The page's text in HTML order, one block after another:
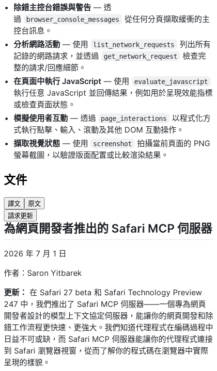
除錯主控台錯誤與警告 — 透
過
browser_console_messages
從任何分頁擷取緩衝的主
控台訊息。
分析網路活動 — 使用 list_network_requests
列出所有
記錄的網路請求，並透過
get_network_request
檢查完
整的請求/回應細節。
在頁面中執行 JavaScript — 使用 evaluate_javascript
執行任意 JavaScript 並回傳結果，例如用於呈現效能指標
或檢查頁面狀態。
模擬使用者互動 — 透過 page_interactions
以程式化方
式執行點擊、輸入、滾動及其他 DOM 互動操作。
擷取視覺狀態 — 使用 screenshot
拍攝當前頁面的 PNG
螢幕截圖，以驗證版面配置或比較渲染結果。
文件
譯文
原文
請求更新
為網頁開發者推出的 Safari MCP 伺服器
2026 年 7 月 1 日
作者：Saron Yitbarek
更新： 在 Safari 27 beta 和 Safari Technology Preview
247 中，我們推出了 Safari MCP 伺服器——一個專為網頁
開發者設計的模型上下文協定伺服器，能讓你的網頁開發和除
錯工作流程更快速、更強大。我們知道代理程式在編碼過程中
日益不可或缺，而 Safari MCP 伺服器能讓你的代理程式連接
到 Safari 瀏覽器視窗，從而了解你的程式碼在瀏覽器中實際
呈現的樣貌。